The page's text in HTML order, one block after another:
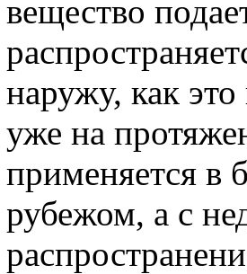
вещество
наружу, как
уже на
применяется в
рубежом, а с